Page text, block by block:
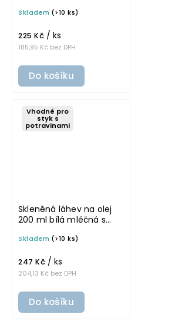
Skladem (>10 ks)
185,95 Kč bez DPH
225 Kč / ks
Do košíku
Vhodné pro
styk s
potravinami
Skleněná láhev na olej
200 ml bílá mléčná s
VILO
Skladem (>10 ks)
204,13 Kč bez DPH
247 Kč / ks
Do košíku